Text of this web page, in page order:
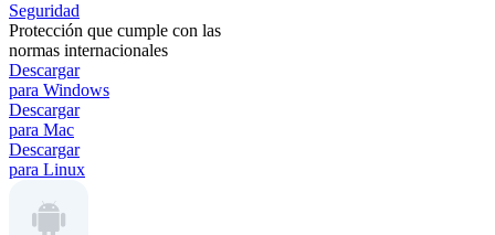
Seguridad
Protección que cumple con las
normas internacionales
Descargar
para Windows
Descargar
para Mac
Descargar
para Linux